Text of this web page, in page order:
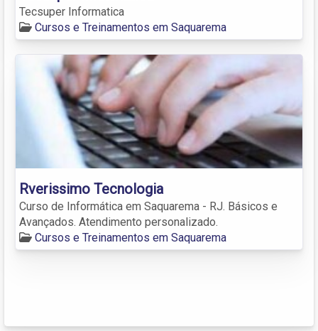
Tecsuper Informatica
Cursos e Treinamentos em Saquarema
Rverissimo Tecnologia
Curso de Informática em Saquarema - RJ. Básicos e
Avançados. Atendimento personalizado.
Cursos e Treinamentos em Saquarema